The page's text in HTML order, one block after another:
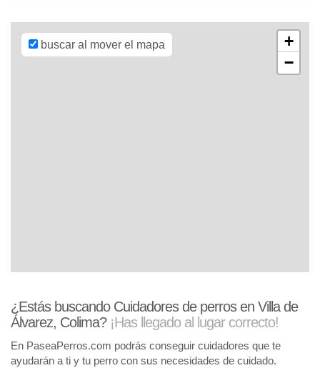
buscar al mover el mapa
+
−
¿Estás buscando Cuidadores de perros en Villa de
Álvarez, Colima? ¡Has llegado al lugar correcto!
En PaseaPerros.com podrás conseguir cuidadores que te
ayudarán a ti y tu perro con sus necesidades de cuidado.